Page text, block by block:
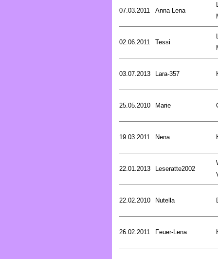
07.03.2011 Anna Lena
02.06.2011 Tessi
03.07.2013 Lara-357
25.05.2010 Marie
19.03.2011 Nena
22.01.2013 Leseratte2002
22.02.2010 Nutella
26.02.2011 Feuer-Lena